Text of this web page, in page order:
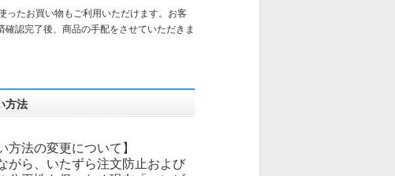
ったお買い物もご利用いただけます。お客
認完了後、商品の手配をさせていただきま
方法
方法の変更について】
がら、いたずら注文防止および